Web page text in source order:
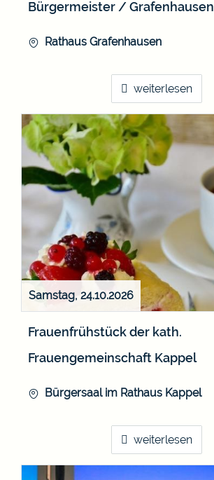
Bürgermeister / Grafenhausen
Rathaus Grafenhausen
weiterlesen
Samstag, 24.10.2026
Frauenfrühstück der kath.
Frauengemeinschaft Kappel
Bürgersaal im Rathaus Kappel
weiterlesen